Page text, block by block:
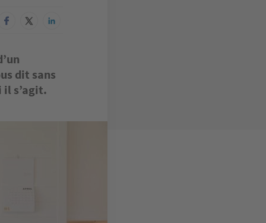
dit sans
il s’agit.